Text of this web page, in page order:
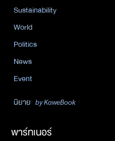
Sustainability
World
Politics
News
Event
นิยาย by KaweBook
พาร์ทเนอร์